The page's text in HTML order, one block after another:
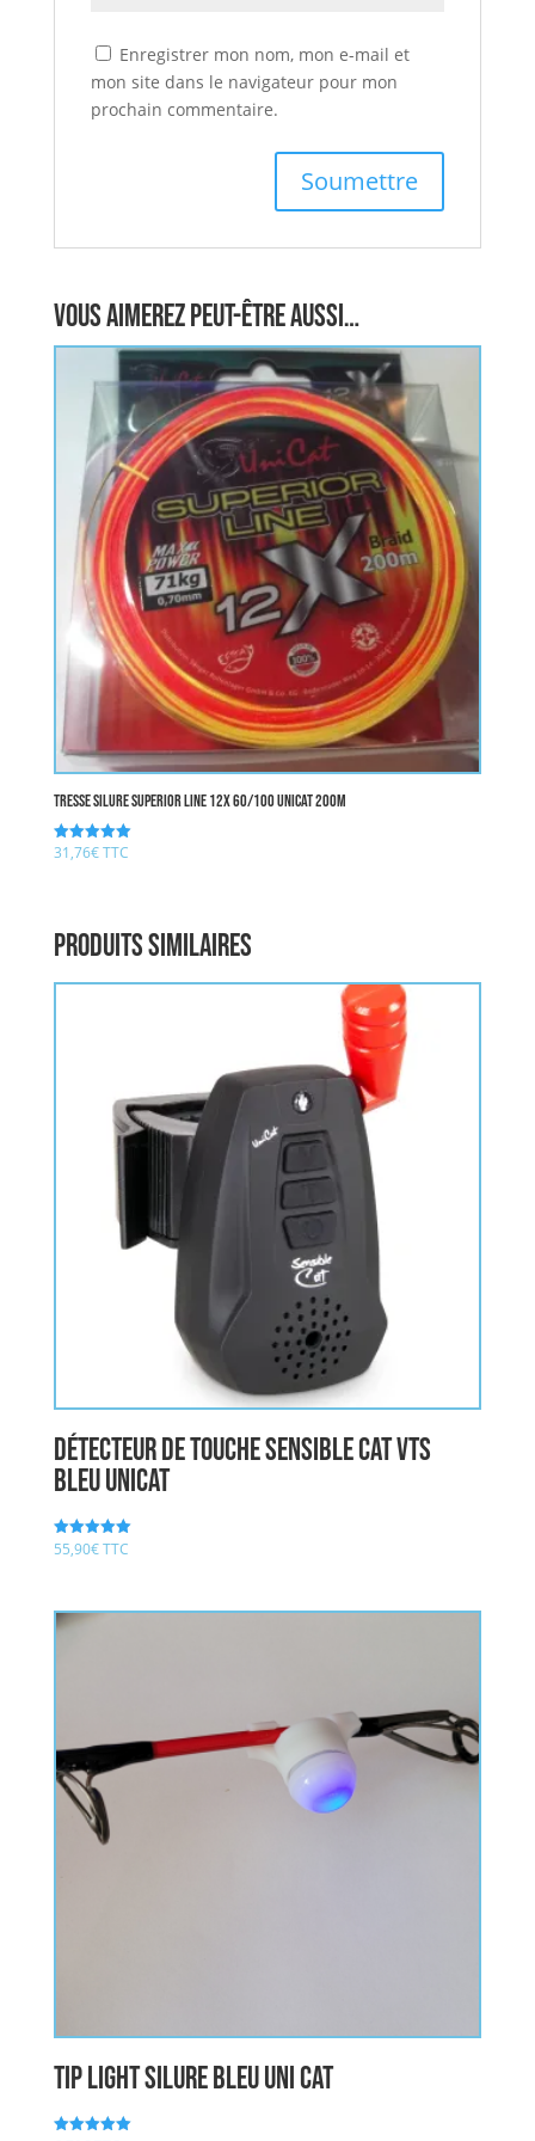
Enregistrer mon nom, mon e-mail et
mon site dans le navigateur pour mon
prochain commentaire.
Vous aimerez peut-être aussi…
Tresse silure SUPERIOR LINE 12X 60/100 UNICAT 200M
Note
31,76€TTC
Produits similaires
détecteur de touche sensible cat vts
bleu UNICAT
Note
5.00
55,90€TTC
Tip Light Silure Bleu UNI CAT